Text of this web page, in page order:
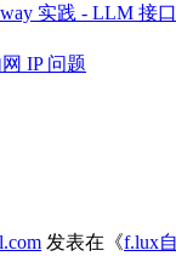
实践 - LLM 接
IP 问题
发表在《f.lux